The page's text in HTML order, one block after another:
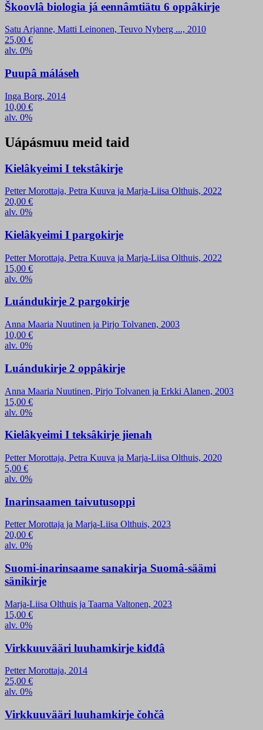
Škoovlâ biologia já eennâmtiätu 6 oppâkirje
Satu Arjanne, Matti Leinonen, Teuvo Nyberg ..., 2010
25,00 €
alv. 0%
Puupâ máláseh
Inga Borg, 2014
10,00 €
alv. 0%
Uápásmuu meid taid
Kielâkyeimi I tekstâkirje
Petter Morottaja, Petra Kuuva ja Marja-Liisa Olthuis, 2022
20,00 €
alv. 0%
Kielâkyeimi I pargokirje
Petter Morottaja, Petra Kuuva ja Marja-Liisa Olthuis, 2022
15,00 €
alv. 0%
Luándukirje 2 pargokirje
Anna Maaria Nuutinen ja Pirjo Tolvanen, 2003
10,00 €
alv. 0%
Luándukirje 2 oppâkirje
Anna Maaria Nuutinen, Pirjo Tolvanen ja Erkki Alanen, 2003
15,00 €
alv. 0%
Kielâkyeimi I teksâkirje jienah
Petter Morottaja, Petra Kuuva ja Marja-Liisa Olthuis, 2020
5,00 €
alv. 0%
Inarinsaamen taivutusoppi
Petter Morottaja ja Marja-Liisa Olthuis, 2023
20,00 €
alv. 0%
Suomi-inarinsaame sanakirja Suomâ-säämi
sänikirje
Marja-Liisa Olthuis ja Taarna Valtonen, 2023
15,00 €
alv. 0%
Virkkuuvääri luuhamkirje kiđđâ
Petter Morottaja, 2014
25,00 €
alv. 0%
Virkkuuvääri luuhamkirje čohčâ